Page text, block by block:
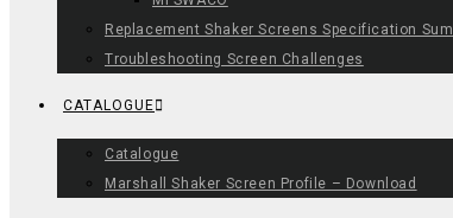
Replacement Shaker Screens Specification
Troubleshooting Screen Challenges
CATALOGUE
Catalogue
Marshall Shaker Screen Profile – Download